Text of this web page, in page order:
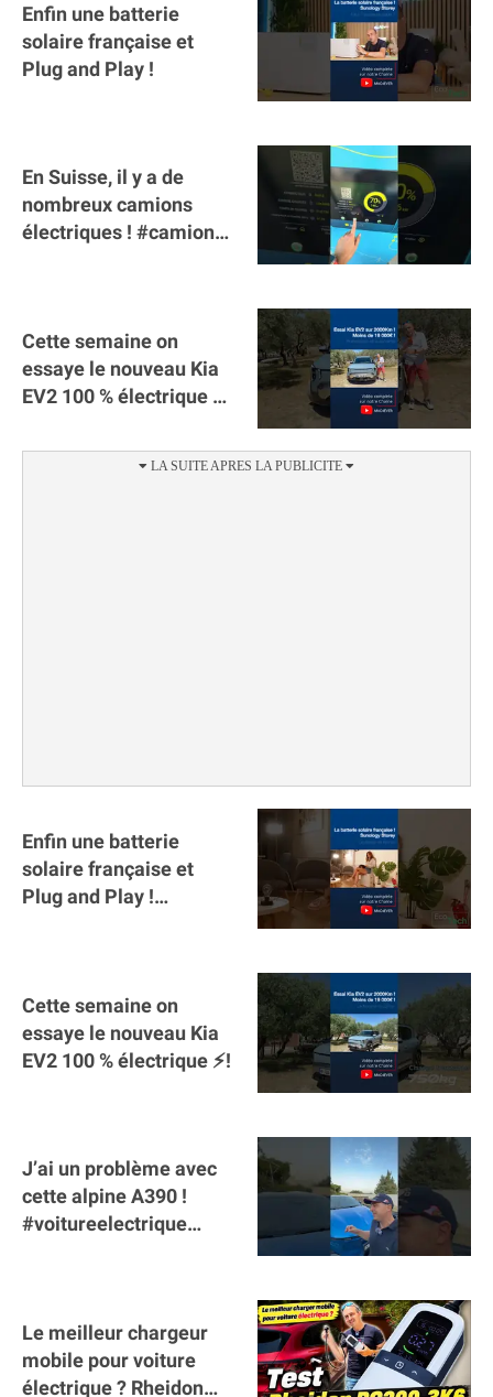
Enfin une batterie
solaire française et
Plug and Play !
En Suisse, il y a de
nombreux camions
électriques ! #camion
Cette semaine on
essaye le nouveau Kia
EV2 100 % électrique ⚡️!
autonomie.
Enfin une batterie
solaire française et
Plug and Play !
Cette semaine on
essaye le nouveau Kia
EV2 100 % électrique ⚡️!
J’ai un problème avec
cette alpine A390 !
#voitureelectrique
Le meilleur chargeur
mobile pour voiture
électrique ? Rheidon